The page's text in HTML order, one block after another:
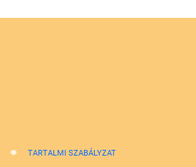
TARTALMI SZABÁLYZAT